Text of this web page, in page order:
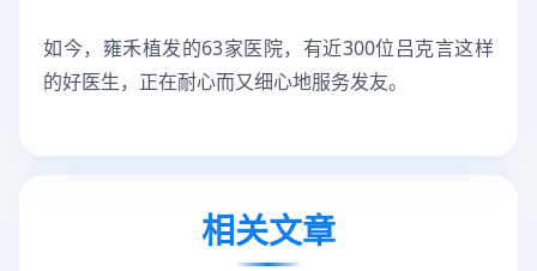
如今，雍禾植发的63家医院，有近300位吕克言这样
的好医生，正在耐心而又细心地服务发友。
相关文章